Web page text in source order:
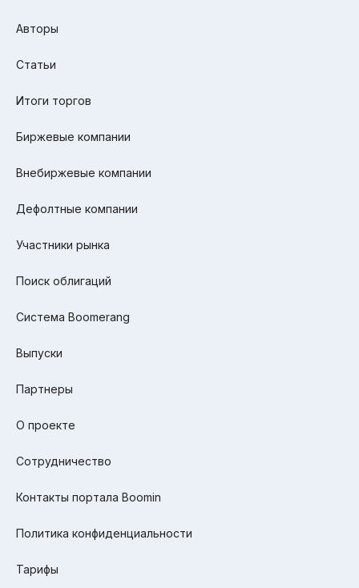
Авторы
Статьи
Итоги торгов
Биржевые компании
Внебиржевые компании
Дефолтные компании
Участники рынка
Поиск облигаций
Система Boomerang
Выпуски
Партнеры
О проекте
Сотрудничество
Контакты портала Boomin
Политика конфиденциальности
Тарифы